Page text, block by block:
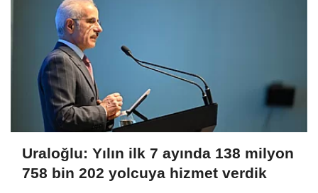
Uraloğlu: Yılın ilk 7 ayında 138 milyon
758 bin 202 yolcuya hizmet verdik